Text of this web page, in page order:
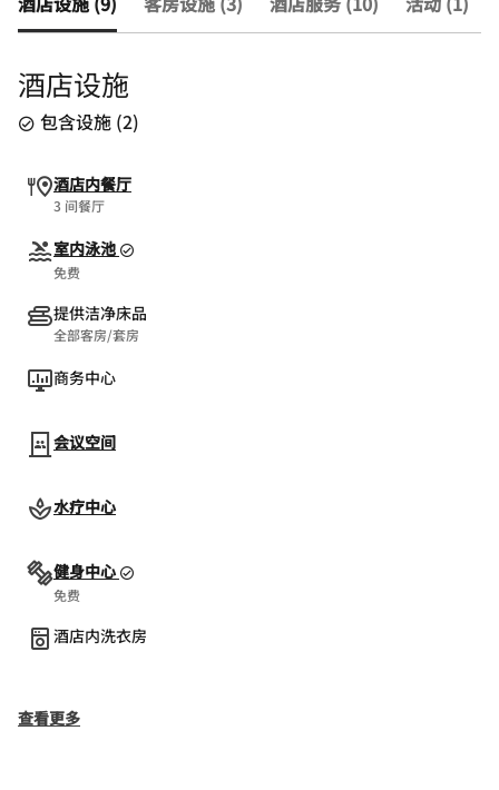
酒店设施
包含设施 (2)
酒店内餐厅
3 间餐厅
室内泳池
免费
提供洁净床品
全部客房/套房
商务中心
会议空间
水疗中心
健身中心
免费
酒店内洗衣房
查看更多